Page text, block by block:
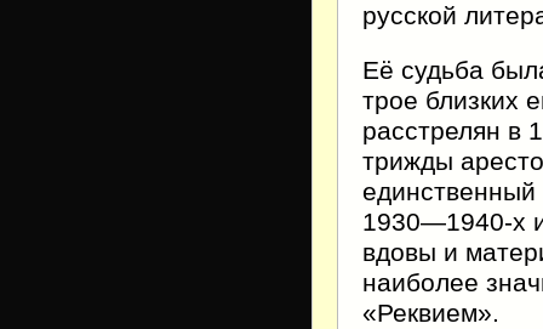
русской
Её судьба
трое близких
расстрелян в
трижды
1930—1940-х
вдовы и
наиболее
«Реквием».